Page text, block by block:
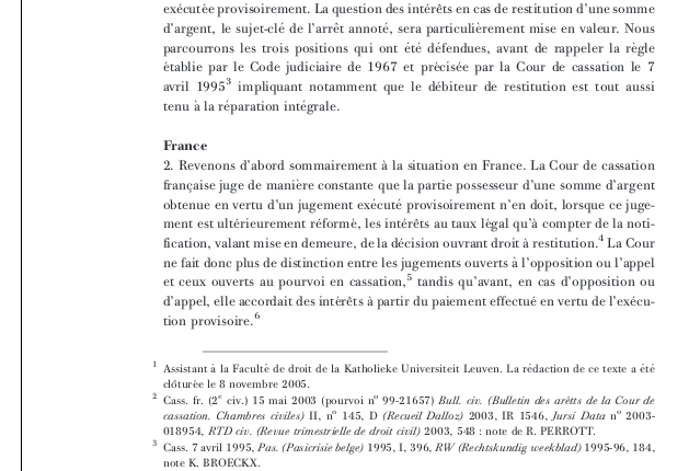

 
 
 
 

 
 
 



 
 
 
 

 
 
 
 



 
 
 









 
 

 
 
 
 
 
 



 
 







 
 
 
 



 
 
 
 
 


 
 
     
      


 
     

Introduction
1. La pre ́ sente contribution expose brie` vement la re ́
rapport  au  proble`me  des  restitutions  apre`slare
́formation  d’une  de
́cision  judiciaire
exe ́ cute ́ e provisoirement. La question des inte ́re
ˆts en cas de restitution d’une somme
d’argent,  le  sujet-cle
de  l’arre t  annote ,  sera  particulie`
rement  mise  en  valeur.  Nous
parcourrons  les  trois  positions  qui  ont  e
e
́tablie  par  le  Code  judiciaire  de  1967  et  pre
France
2.  Revenons  d’abord  sommairement  a` la  situation  en  France.  La  Cour  de  cassation
franc ̧aise juge de manie
`re constante que la partie possesseur d’une somme d’argent
obtenue en vertu d’un jugement exe
provisoirement  n’en doit, lorsque ce juge-
ment est ulte
́rieurement re
́forme ́, les inte
́re
ˆts au taux le
́gal qu’a
` compter de la noti-
fication, valant mise en demeure, de la de
́cision ouvrant droit a
`restitution.4 La Cour
ne fait donc plus de distinction entre les jugements ouverts a` l’opposition ou l’appel
et  ceux  ouverts  au  pourvoi  en  cassation,5 tandis  qu’avant,  en  cas  d’opposition  ou
d’appel, elle accordait des inte
́re
ˆts a
`partir du paiement effectue
́ en vertu de l’exe
́cu-
tion  provisoire.6
clo
ˆture ́e  le  8  novembre 2005.
Cass.  fr.  (2 civ.)  15  mai  2003  (pourvoi  n 99-21657) Bull. civ. (Bulletin des are ˆtts de la Cour de
cassation. Chambres civiles) II,  no 145,  D (Recueil Dalloz) 2003,  IR  1546, Jursi Data no
2003-
018954, RTD civ. (Revue trimestrielle de droit civil)
3 Cass. 7 avril 1995, Pas. (Pasicrisie belge) 1995, I, 396, RW (Rechtskundig weekblad) 1995-96, 184,
note K.  BROECKX.
L’arre est bien e videmment un exemple typique de cette jurisprudence. Cf. plus re ́
Cass. fr.  (3e civ.)  12  janvier  2005, D 2005,  IR  318.)
Nous  parlons  ici  du  cas  de  restitution  d’une somme d’argent.  Dans  les  autres  cas,  il  y  a  bien  une
diffe ́rence :  la  cassation  ne  donne  alors  droit  qu’a